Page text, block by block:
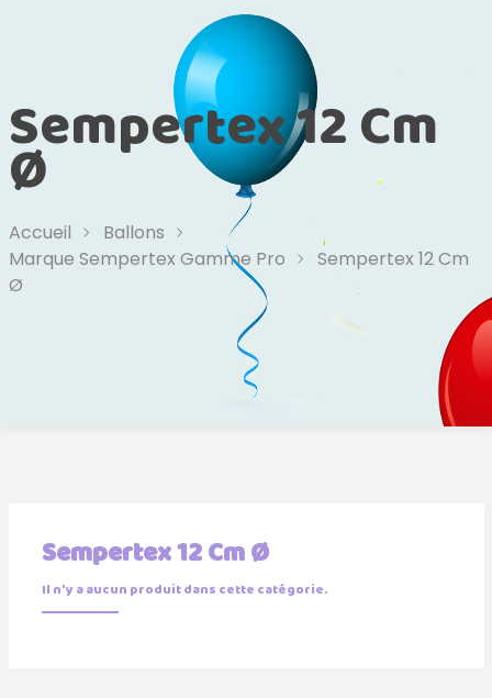
Sempertex 12 Cm
Ø
Accueil
Ballons
Marque Sempertex Gamme Pro
Sempertex 12 Cm
Ø
Sempertex 12 Cm Ø
Il n'y a aucun produit dans cette catégorie.